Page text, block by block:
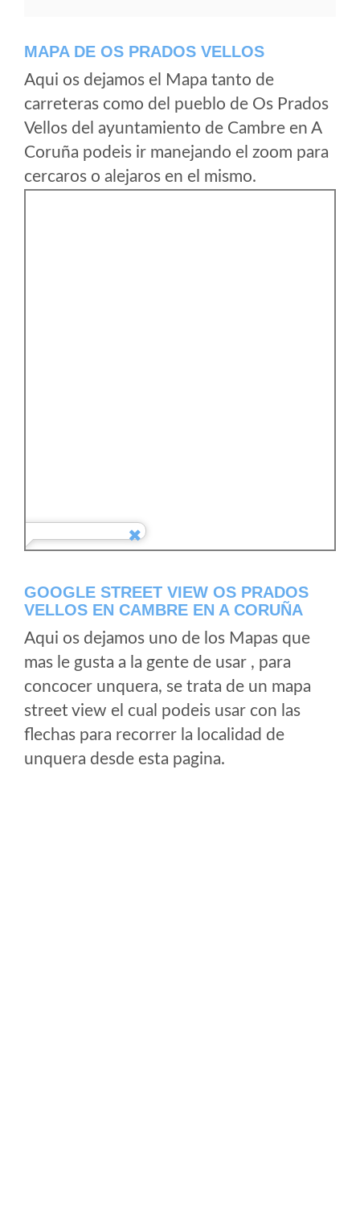
MAPA DE OS PRADOS VELLOS
Aqui os dejamos el Mapa tanto de
carreteras como del pueblo de Os Prados
Vellos del ayuntamiento de Cambre en A
Coruña podeis ir manejando el zoom para
cercaros o alejaros en el mismo.
GOOGLE STREET VIEW OS PRADOS
VELLOS EN CAMBRE EN A CORUÑA
Aqui os dejamos uno de los Mapas que
mas le gusta a la gente de usar , para
concocer unquera, se trata de un mapa
street view el cual podeis usar con las
flechas para recorrer la localidad de
unquera desde esta pagina.